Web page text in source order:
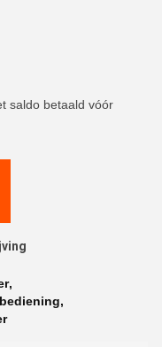
saldo betaald vóór
,
,